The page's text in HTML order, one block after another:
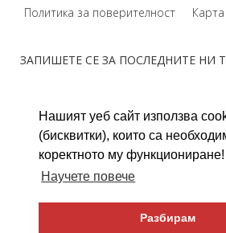
Нашият уеб сайт използва
(бисквитки), които са
коректното му функциониране!
Научете повече
Разбирам
ЗАПИШЕТЕ СЕ ЗА ПОСЛЕДНИТЕ НИ
Политика за поверителност